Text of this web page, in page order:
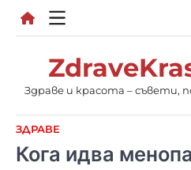
Skip
Здраве и красота – съвети,
ЗДРАВЕ
Кога идва